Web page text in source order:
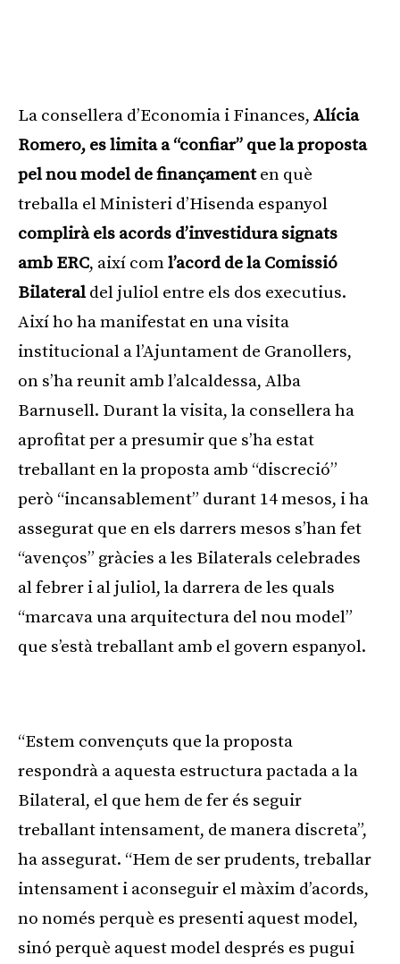
La consellera d’Economia i Finances, Alícia
Romero, es limita a “confiar” que la proposta
pel nou model de finançamenten què
treballa el Ministeri d’Hisenda espanyol
complirà els acords d’investidura signats
amb ERC, així coml’acord de la Comissió
Bilateraldel juliol entre els dos executius.
Així ho ha manifestat en una visita
institucional a l’Ajuntament de Granollers,
on s’ha reunit amb l’alcaldessa, Alba
Barnusell. Durant la visita, la consellera ha
aprofitat per a presumir que s’ha estat
treballant en la proposta amb “discreció”
però “incansablement” durant 14 mesos, i ha
assegurat que en els darrers mesos s’han fet
“avenços” gràcies a les Bilaterals celebrades
al febrer i al juliol, la darrera de les quals
“marcava una arquitectura del nou model”
que s’està treballant amb el govern espanyol.
“Estem convençuts que la proposta
respondrà a aquesta estructura pactada a la
Bilateral, el que hem de fer és seguir
treballant intensament, de manera discreta”,
ha assegurat. “Hem de ser prudents, treballar
intensament i aconseguir el màxim d’acords,
no només perquè es presenti aquest model,
sinó perquè aquest model després es pugui